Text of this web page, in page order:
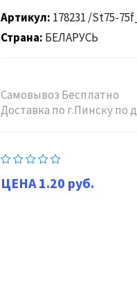
Артикул 178231 /St75-
Страна БЕЛАРУСЬ
Самовывоз Бесплатно
Доставка по г.Пинску по
1.20 руб.